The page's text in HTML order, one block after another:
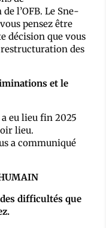
l’OFB. Le Sne-
pensez être
décision que vous
des
et le
eu lieu fin 2025
lieu.
a communiqué
difficultés que